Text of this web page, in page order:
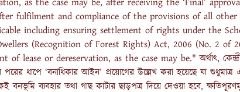
fulfilment and compliance of the provisions of all other
including ensuring settlement of rights under the
(Recognition of Forest Rights) Act, 2006 (No. 2 of
of lease or dereservation, as the case may be." অর্থাৎ,
ধাপে ‘বনাধিকার আইন’ প্রয়োগের উল্লেখ করা হয়েছে যা শুধুমাত্র
বনভূমি ব্যবহার তথা গাছ কাটার ছাড়পত্র দিয়ে দেওয়া হবে,